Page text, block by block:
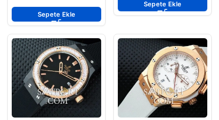
Sepete Ekle
Sepete Ekle